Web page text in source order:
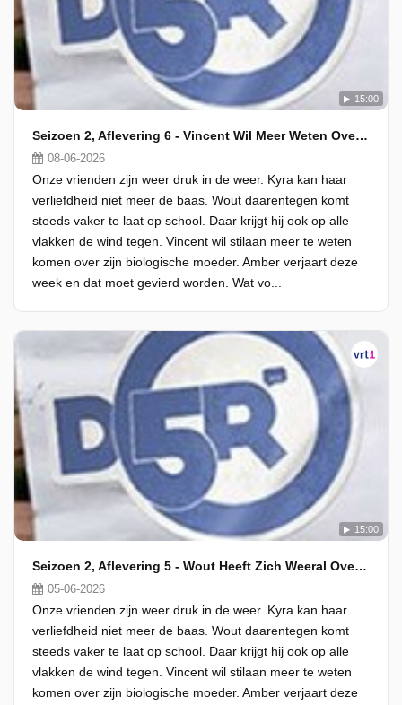
15:00
Seizoen 2, Aflevering 6 - Vincent Wil Meer Weten Over Zijn Biologische Familie
08-06-2026
Onze vrienden zijn weer druk in de weer. Kyra kan haar
verliefdheid niet meer de baas. Wout daarentegen komt
steeds vaker te laat op school. Daar krijgt hij ook op alle
vlakken de wind tegen. Vincent wil stilaan meer te weten
komen over zijn biologische moeder. Amber verjaart deze
week en dat moet gevierd worden. Wat vo...
15:00
Seizoen 2, Aflevering 5 - Wout Heeft Zich Weeral Overslapen
05-06-2026
Onze vrienden zijn weer druk in de weer. Kyra kan haar
verliefdheid niet meer de baas. Wout daarentegen komt
steeds vaker te laat op school. Daar krijgt hij ook op alle
vlakken de wind tegen. Vincent wil stilaan meer te weten
komen over zijn biologische moeder. Amber verjaart deze